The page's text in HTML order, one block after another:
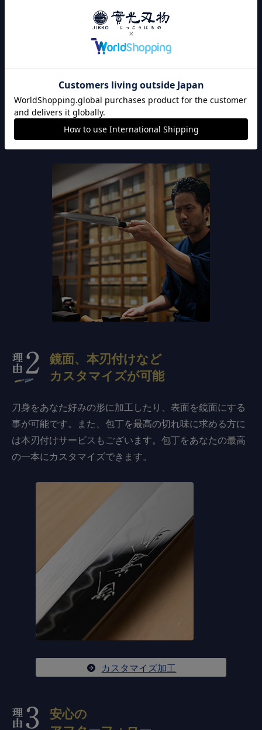
120年以上継承された
こだわりの切れ味
實光刃物は、職人の技による切れ味にこだわりを持って
います。出荷前に全品刃付け済みのため、購入後すぐに
切れ味が良い包丁をお使い頂けます。また、全品検品作
業してから発送しているので、安心してお買い上げいた
だけます。
※全品検品しているので返品は0.01%です。
鏡面、本刃付けなど
カスタマイズが可能
刀身をあなた好みの形に加工したり、表面を鏡面にする
事が可能です。また、包丁を最高の切れ味に求める方に
は本刃付けサービスもございます。包丁をあなたの最高
の一本にカスタマイズできます。
カスタマイズ加工
安心の